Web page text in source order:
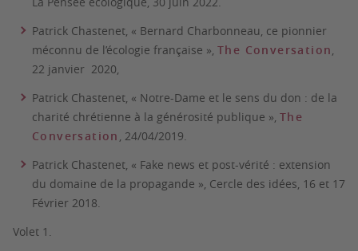
Patrick Chastenet, « Bernard Charbonneau, ce pionnier
méconnu de l’écologie française », The Conversation,
22 janvier 2020,
Patrick Chastenet, « Notre-Dame et le sens du don : de la
charité chrétienne à la générosité publique », The
Conversation , 24/04/2019.
Patrick Chastenet, « Fake news et post-vérité : extension
du domaine de la propagande », Cercle des idées, 16 et 17
Février 2018.
Volet 1.